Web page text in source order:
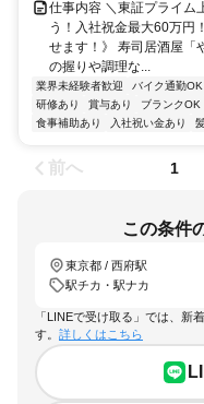
仕事内容 ＼東証プライム
う！入社祝金最大60万円
せます！》 寿司居酒屋「
の握りや調理な...
業界未経験者歓迎 バイク通勤OK
研修あり
賞与あり ブランクOK
食事補助あり
入社祝い金あり
前へ 1
この条件
東京都 / 西府駅
駅チカ・駅ナカ
「LINEで受け取る」では、新
す。 詳しくはこちら